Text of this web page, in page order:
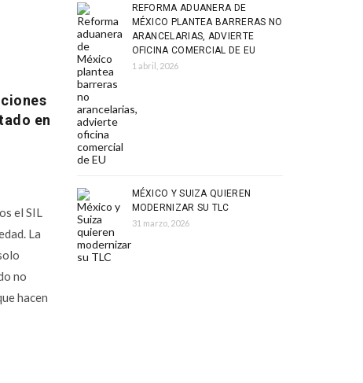
en
el SIL
La
no
hacen
REFORMA ADUANERA DE
MÉXICO PLANTEA BARRERAS NO
ARANCELARIAS, ADVIERTE
OFICINA COMERCIAL DE EU
1 abril, 2026
MÉXICO Y SUIZA QUIEREN
MODERNIZAR SU TLC
31 marzo, 2026